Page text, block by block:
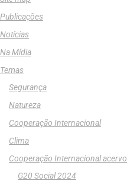
Publicações
Notícias
Na Mídia
Temas
Segurança
Natureza
Cooperação Internacional
Clima
Cooperação Internacional acervo
G20 Social 2024